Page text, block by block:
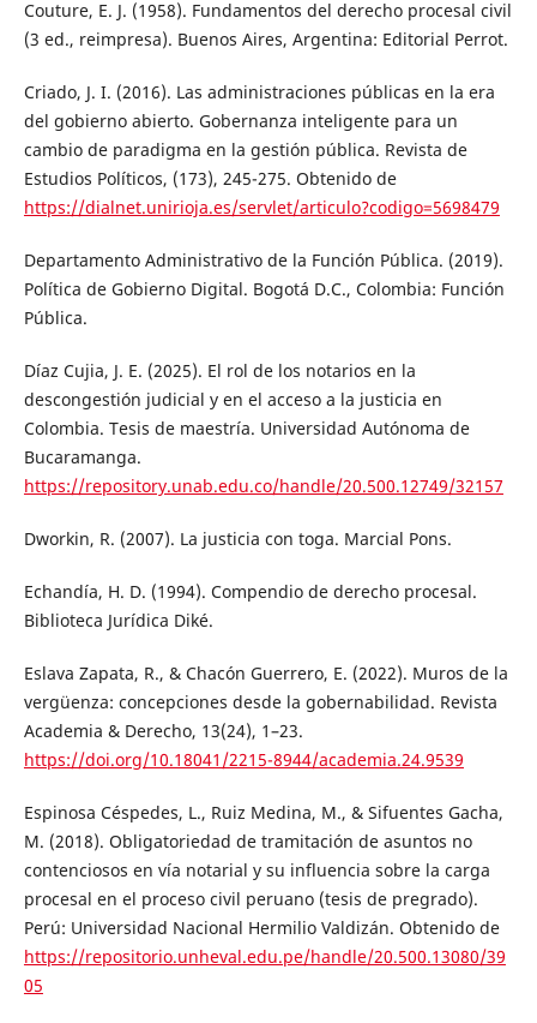
Couture, E. J. (1958). Fundamentos del derecho procesal civil
(3 ed., reimpresa). Buenos Aires, Argentina: Editorial Perrot.
Criado, J. I. (2016). Las administraciones públicas en la era
del gobierno abierto. Gobernanza inteligente para un
cambio de paradigma en la gestión pública. Revista de
Estudios Políticos, (173), 245-275. Obtenido de
https://dialnet.unirioja.es/servlet/articulo?codigo=5698479
Departamento Administrativo de la Función Pública. (2019).
Política de Gobierno Digital. Bogotá D.C., Colombia: Función
Pública.
Díaz Cujia, J. E. (2025). El rol de los notarios en la
descongestión judicial y en el acceso a la justicia en
Colombia. Tesis de maestría. Universidad Autónoma de
Bucaramanga.
https://repository.unab.edu.co/handle/20.500.12749/32157
Dworkin, R. (2007). La justicia con toga. Marcial Pons.
Echandía, H. D. (1994). Compendio de derecho procesal.
Biblioteca Jurídica Diké.
Eslava Zapata, R., & Chacón Guerrero, E. (2022). Muros de la
vergüenza: concepciones desde la gobernabilidad. Revista
Academia & Derecho, 13(24), 1–23.
https://doi.org/10.18041/2215-8944/academia.24.9539
Espinosa Céspedes, L., Ruiz Medina, M., & Sifuentes Gacha,
M. (2018). Obligatoriedad de tramitación de asuntos no
contenciosos en vía notarial y su influencia sobre la carga
procesal en el proceso civil peruano (tesis de pregrado).
Perú: Universidad Nacional Hermilio Valdizán. Obtenido de
https://repositorio.unheval.edu.pe/handle/20.500.13080/39
05